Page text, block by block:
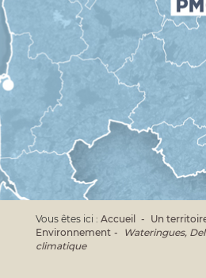
Vous êtes ici : Accueil
Un
Environnement
Wateringues,
climatique